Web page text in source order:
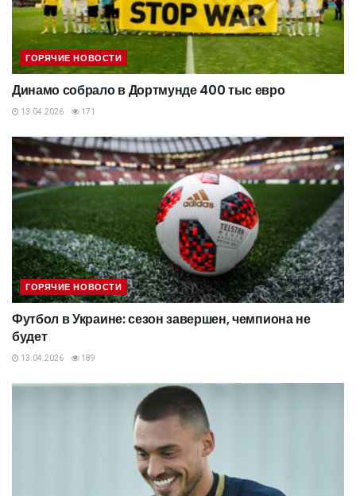
ГОРЯЧИЕ НОВОСТИ
Динамо собрало в Дортмунде 400 тыс евро
13.04.2026 171
ГОРЯЧИЕ НОВОСТИ
Футбол в Украине: сезон завершен, чемпиона не
будет
13.04.2026 189